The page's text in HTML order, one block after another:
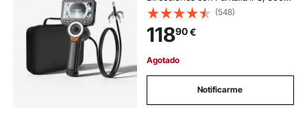
mAh, Sonda de 8 mm, 32 GB,
Cable de 1,5 m, Luces LED, Zoom
Multinivel, para Automoción y
Fontanería
(548)
11890€
Agotado
Notificarme